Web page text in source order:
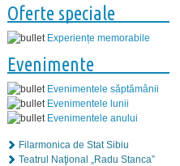
Oferte speciale
Experiențe memorabile
Evenimente
Evenimentele săptămânii
Evenimentele lunii
Evenimentele anului
Filarmonica de Stat Sibiu
Teatrul Naţional „Radu Stanca”